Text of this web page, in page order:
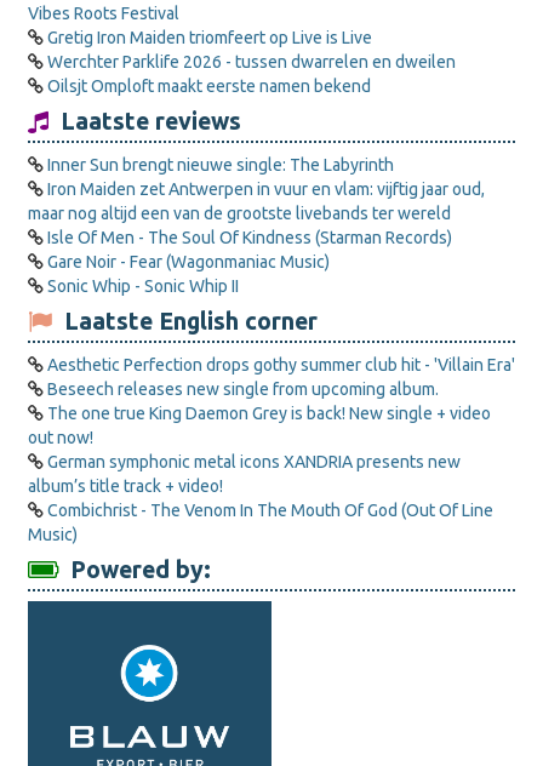
Vibes Roots Festival
Gretig Iron Maiden triomfeert op Live is Live
Werchter Parklife 2026 - tussen dwarrelen en dweilen
Oilsjt Omploft maakt eerste namen bekend
Laatste reviews
Inner Sun brengt nieuwe single: The Labyrinth
Iron Maiden zet Antwerpen in vuur en vlam: vijftig jaar oud,
maar nog altijd een van de grootste livebands ter wereld
Isle Of Men - The Soul Of Kindness (Starman Records)
Gare Noir - Fear (Wagonmaniac Music)
Sonic Whip - Sonic Whip II
Laatste English corner
Aesthetic Perfection drops gothy summer club hit - 'Villain Era'
Beseech releases new single from upcoming album.
The one true King Daemon Grey is back! New single + video
out now!
German symphonic metal icons XANDRIA presents new
album’s title track + video!
Combichrist - The Venom In The Mouth Of God (Out Of Line
Music)
Powered by: